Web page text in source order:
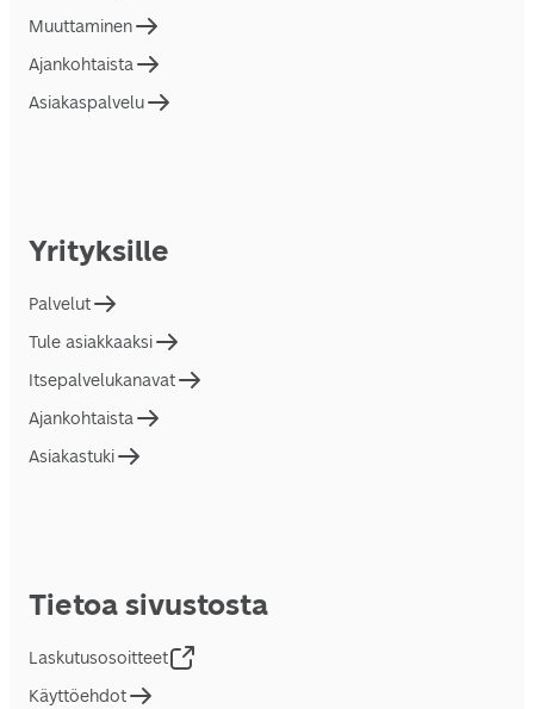
Muuttaminen
Ajankohtaista
Asiakaspalvelu
Yrityksille
Palvelut
Tule asiakkaaksi
Itsepalvelukanavat
Ajankohtaista
Asiakastuki
Tietoa sivustosta
Laskutusosoitteet
Käyttöehdot